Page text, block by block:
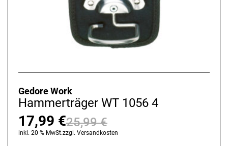
Gedore Work
Hammerträger WT 1056 4
25,99€
Ursprünglicher
17,99 €
Aktueller
inkl. 20 % MwSt.zzgl. Versandkosten